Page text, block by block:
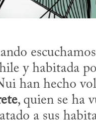
y habitada
han hecho
, quien se ha
a sus